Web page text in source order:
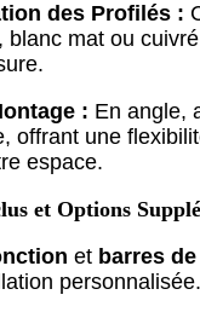
des Profilés :
blanc mat ou
: En angle,
offrant une
espace.
et Options
et barres
personnalisée.